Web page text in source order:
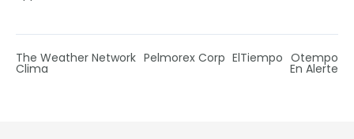
The Weather Network Pelmorex Corp ElTiempo Otempo
Clima En Alerte